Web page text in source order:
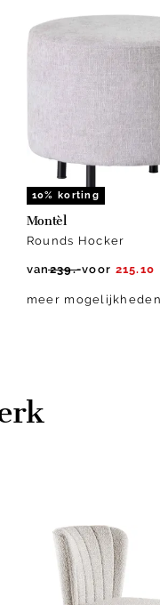
10% korting
Montèl
Rounds Hocker
van239.-voor 215.10
meer